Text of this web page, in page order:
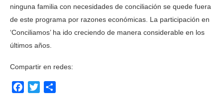
ninguna familia con necesidades de conciliación se quede fuera
de este programa por razones económicas. La participación en
‘Conciliamos’ ha ido creciendo de manera considerable en los
últimos años.
Compartir en redes:
Facebook
Twitter